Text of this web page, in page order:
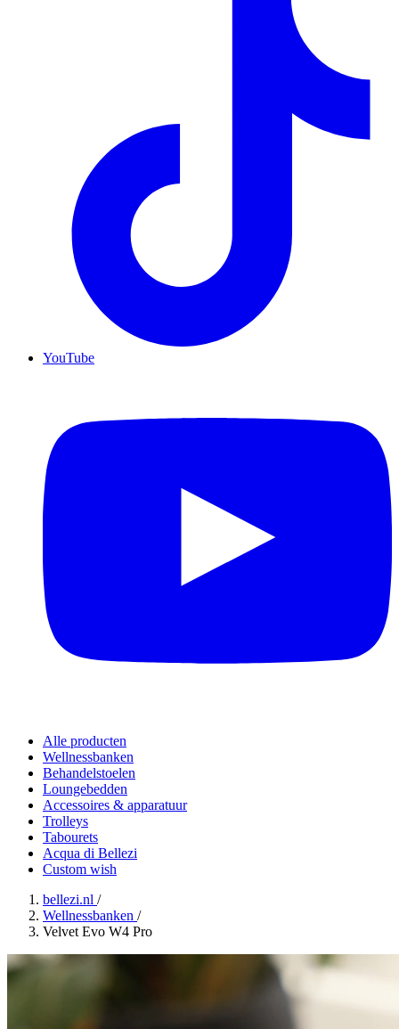
YouTube
Alle producten
Wellnessbanken
Behandelstoelen
Loungebedden
Accessoires & apparatuur
Trolleys
Tabourets
Acqua di Bellezi
Custom wish
bellezi.nl /
Wellnessbanken /
Velvet Evo W4 Pro